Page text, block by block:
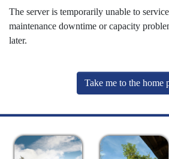
The server is temporarily unable to
maintenance downtime or capacity
later.
Take me to the home